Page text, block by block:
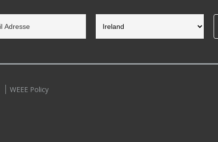
WEEE Policy